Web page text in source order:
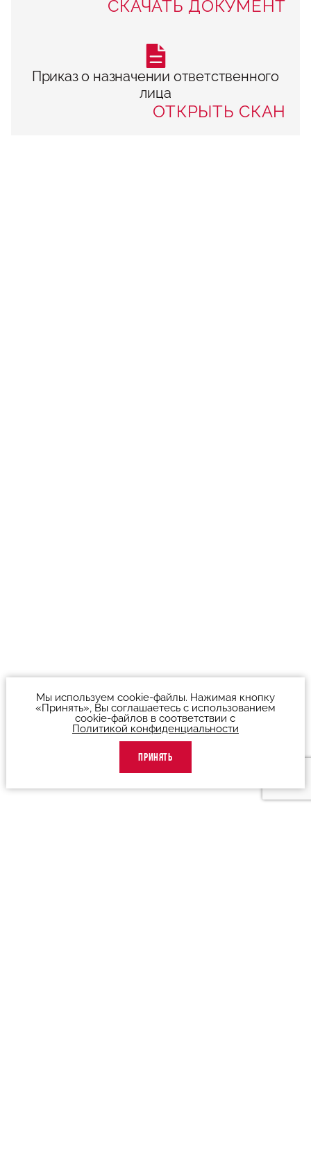
Мы используем cookie-файлы. Нажимая кнопку
«Принять», Вы соглашаетесь с использованием
cookie-файлов в соответствии с
Политикой конфиденциальности
ПРИНЯТЬ
СКАЧАТЬ ДОКУМЕНТ
Приказ о назначении ответственного
лица
ОТКРЫТЬ СКАН